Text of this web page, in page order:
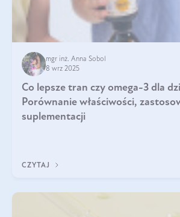
mgr inż. Anna Sobol
8 wrz 2025
Co lepsze tran czy omega-3 dla
Porównanie właściwości,
suplementacji
CZYTAJ